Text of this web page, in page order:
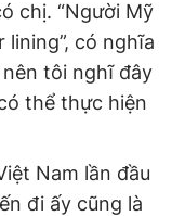
chị. “Người Mỹ
lining”, có nghĩa
tôi nghĩ đây
thể thực hiện
Nam lần đầu
đi ấy cũng là